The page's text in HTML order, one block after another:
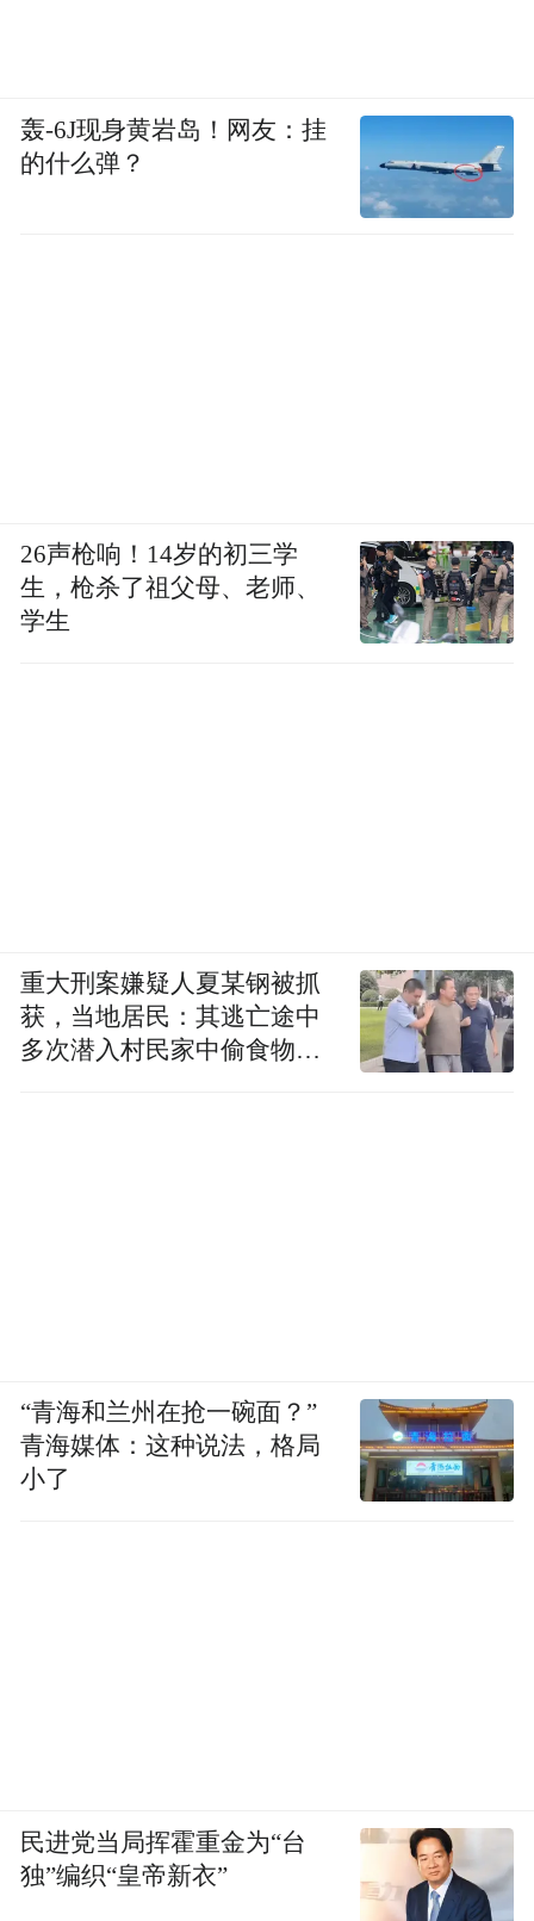
轰-6J现身黄岩岛！网友：挂
的什么弹？
26声枪响！14岁的初三学
生，枪杀了祖父母、老师、
学生
重大刑案嫌疑人夏某钢被抓
获，当地居民：其逃亡途中
多次潜入村民家中偷食物被
“青海和兰州在抢一碗面？”
青海媒体：这种说法，格局
小了
民进党当局挥霍重金为“台
独”编织“皇帝新衣”